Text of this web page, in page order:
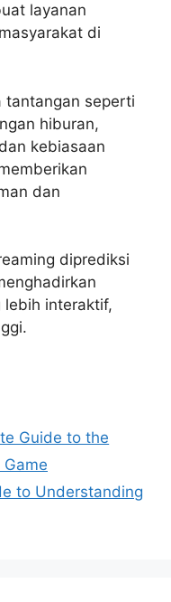
layanan
di
tantangan seperti
hiburan,
kebiasaan
dan
diprediksi
lebih interaktif,
Guide to the
Game
to Understanding